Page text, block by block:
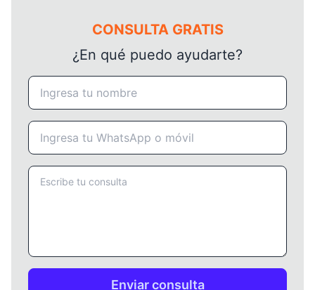
CONSULTA GRATIS
¿En qué puedo ayudarte?